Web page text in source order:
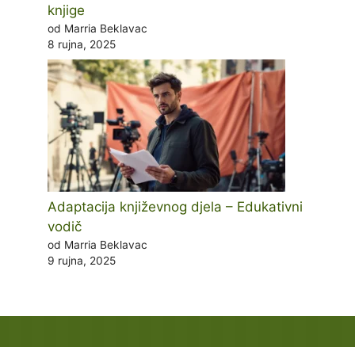
knjige
od Marria Beklavac
8 rujna, 2025
Adaptacija književnog djela – Edukativni
vodič
od Marria Beklavac
9 rujna, 2025